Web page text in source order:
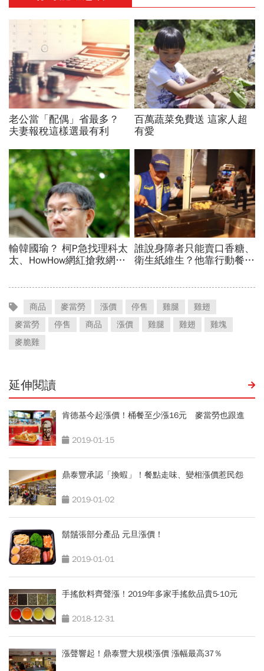
商品 麥當勞 漲價 停售 雞腿
雞翅
麥當勞
停售 商品 漲價 雞腿 雞翅
雞塊
麥脆雞
延伸閱讀
肯德基今起漲價！桶餐至少漲16元 麥當勞也跟進
2019-01-15
鼎泰豐承認「換蝦」！餐點走味、變相漲價惹民怨
2019-01-02
鬍鬚張部分產品 元旦漲價！
2019-01-01
手搖飲料齊聲漲！2019年多家手搖飲品貴5-10元
2018-12-31
漲聲響起！鼎泰豐大規模漲價 漲幅最高37％